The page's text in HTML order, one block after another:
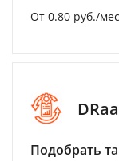
От 0.80 руб./
Подобрать